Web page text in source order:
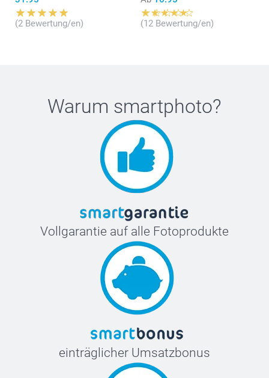
(2 Bewertung/en) (12 Bewertung/en)
Warum smartphoto?
Vollgarantie auf alle Fotoprodukte
einträglicher Umsatzbonus